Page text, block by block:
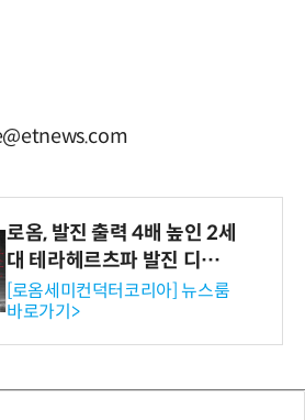
로옴, 발진 출력 4배 높인 2세
대 테라헤르츠파 발진 디바이
스 개발
[로옴세미컨덕터코리아] 뉴스룸
바로가기>